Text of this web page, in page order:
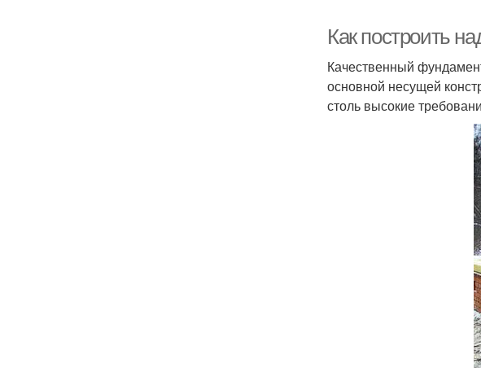
Как построить
Качественный
основной несущей
столь высокие